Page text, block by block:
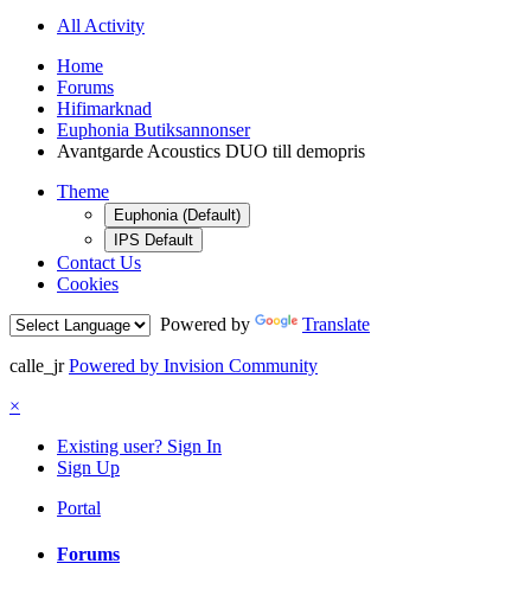
All Activity
Home
Forums
Hifimarknad
Euphonia Butiksannonser
Avantgarde Acoustics DUO till demopris
Theme
Euphonia (Default)
IPS Default
Contact Us
Cookies
Powered by
Translate
calle_jr Powered by Invision Community
×
Existing user? Sign In
Sign Up
Portal
Forums